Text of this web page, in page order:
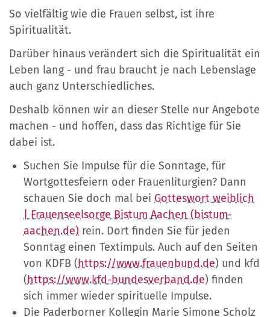
So vielfältig wie die Frauen selbst, ist ihre
Spiritualität.
Darüber hinaus verändert sich die Spiritualität ein
Leben lang - und frau braucht je nach Lebenslage
auch ganz Unterschiedliches.
Deshalb können wir an dieser Stelle nur Angebote
machen - und hoffen, dass das Richtige für Sie
dabei ist.
Suchen Sie Impulse für die Sonntage, für
Wortgottesfeiern oder Frauenliturgien? Dann
schauen Sie doch mal bei Gotteswort weiblich
| Frauenseelsorge Bistum Aachen (bistum-
aachen.de) rein. Dort finden Sie für jeden
Sonntag einen Textimpuls. Auch auf den Seiten
von KDFB (https://www.frauenbund.de) und kfd
(https://www.kfd-bundesverband.de) finden
sich immer wieder spirituelle Impulse.
Die Paderborner Kollegin Marie Simone Scholz